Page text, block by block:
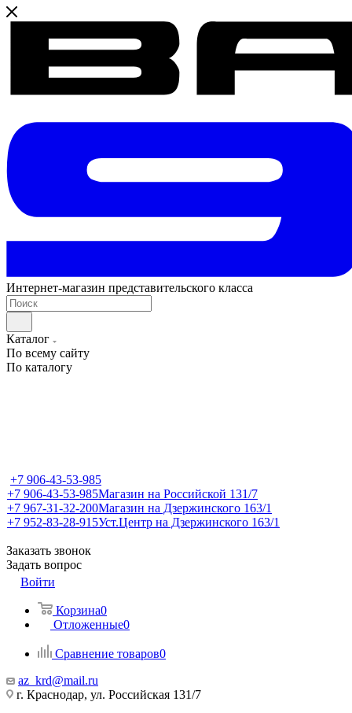
Интернет-магазин представительского класса
Каталог
По всему сайту
По каталогу
+7 906-43-53-985
+7 906-43-53-985Магазин на Российской 131/7
+7 967-31-32-200Магазин на Дзержинского 163/1
+7 952-83-28-915Уст.Центр на Дзержинского 163/1
Заказать звонок
Задать вопрос
Войти
Корзина0
Отложенные0
Сравнение товаров0
az_krd@mail.ru
г. Краснодар, ул. Российская 131/7